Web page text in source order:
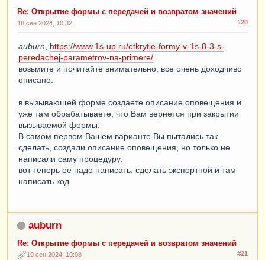
Re: Открытие формы с передачей и возвратом значений
#20
18 сен 2024, 10:32
auburn
https://www.1s-up.ru/otkrytie-formy-v-1s-8-3-s-
peredachej-parametrov-na-primere/
возьмите и почитайте внимательно. все очень доходчиво
описано.
в вызывающей форме создаете описание оповещения и
уже там обрабатываете, что Вам вернется при закрытии
вызываемой формы.
В самом первом Вашем варианте Вы пытались так
сделать, создали описание оповещения, но только не
написали саму процедуру.
вот теперь ее надо написать, сделать экспортной и там
написать код.
auburn
Re: Открытие формы с передачей и возвратом значений
#21
19 сен 2024, 10:08